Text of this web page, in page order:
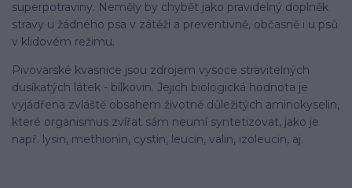
superpotraviny. Neměly by chybět jako pravidelný doplněk
stravy u žádného psa v zátěži a preventivně, občasně i u psů
v klidovém režimu.
Pivovarské kvasnice jsou zdrojem vysoce stravitelných
dusíkatých látek - bílkovin. Jejich biologická hodnota je
vyjádřena zvláště obsahem životně důležitých aminokyselin,
které organismus zvířat sám neumí syntetizovat, jako je
např. lysin, methionin, cystin, leucin, valin, izoleucin, aj.